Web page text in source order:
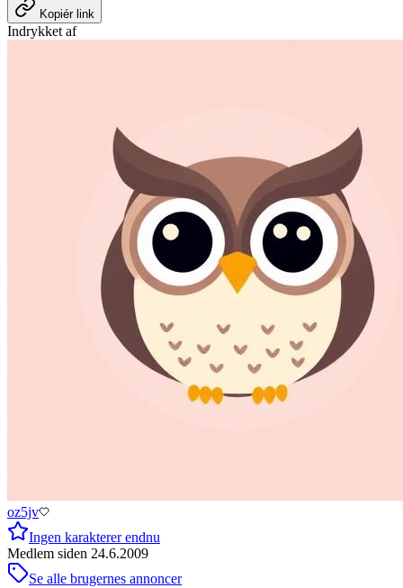
Kopiér link
Indrykket af
oz5jv
Ingen karakterer endnu
Medlem siden 24.6.2009
Se alle brugernes annoncer